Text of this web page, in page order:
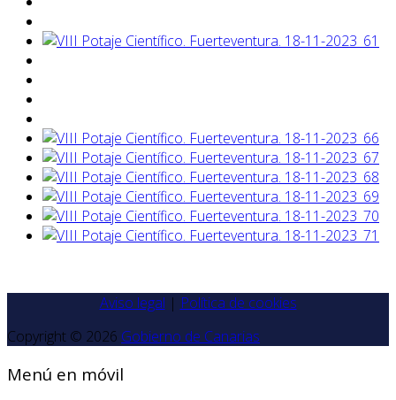
Aviso legal | Política de cookies
Copyright © 2026 Gobierno de Canarias
Menú en móvil